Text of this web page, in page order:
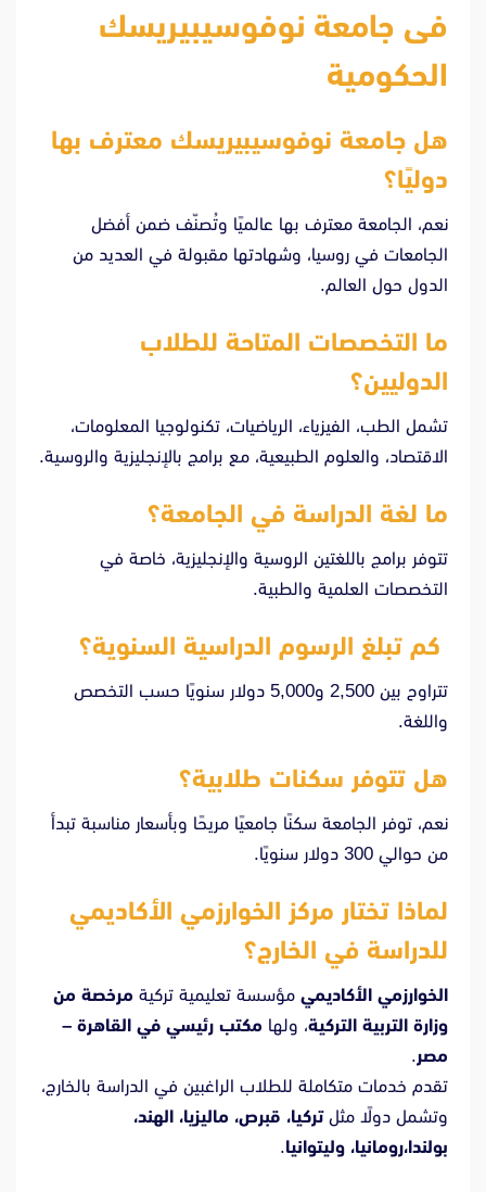
فى جامعة نوفوسيبيريسك
الحكومية
هل جامعة نوفوسيبيريسك معترف بها
دوليًا؟
نعم، الجامعة معترف بها عالميًا وتُصنّف ضمن أفضل
الجامعات في روسيا، وشهادتها مقبولة في العديد من
الدول حول العالم.
ما التخصصات المتاحة للطلاب
الدوليين؟
تشمل الطب، الفيزياء، الرياضيات، تكنولوجيا المعلومات،
الاقتصاد، والعلوم الطبيعية، مع برامج بالإنجليزية والروسية.
ما لغة الدراسة في الجامعة؟
تتوفر برامج باللغتين الروسية والإنجليزية، خاصة في
التخصصات العلمية والطبية.
كم تبلغ الرسوم الدراسية السنوية؟
تتراوح بين 2,500 و5,000 دولار سنويًا حسب التخصص
واللغة.
هل تتوفر سكنات طلابية؟
نعم، توفر الجامعة سكنًا جامعيًا مريحًا وبأسعار مناسبة تبدأ
من حوالي 300 دولار سنويًا.
لماذا تختار مركز الخوارزمي الأكاديمي
للدراسة في الخارج؟
الخوارزمي الأكاديمي مؤسسة تعليمية تركية مرخصة من
وزارة التربية التركية، ولها مكتب رئيسي في القاهرة –
مصر.
تقدم خدمات متكاملة للطلاب الراغبين في الدراسة بالخارج،
وتشمل دولًا مثلتركيا، قبرص، ماليزيا، الهند،
بولندا،رومانيا، وليتوانيا.